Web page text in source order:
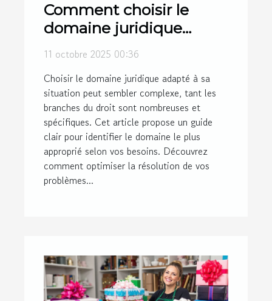
Comment choisir le
domaine juridique
adapté à votre situation
11 octobre 2025 00:36
Choisir le domaine juridique adapté à sa
situation peut sembler complexe, tant les
branches du droit sont nombreuses et
spécifiques. Cet article propose un guide
clair pour identifier le domaine le plus
approprié selon vos besoins. Découvrez
comment optimiser la résolution de vos
problèmes...